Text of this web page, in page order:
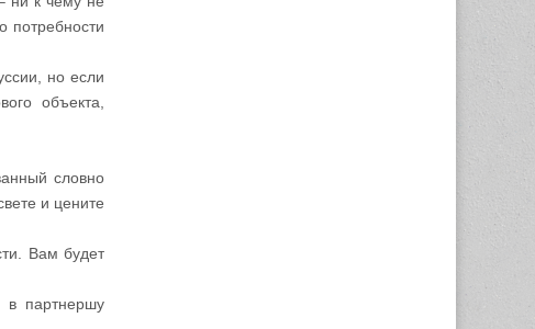
потребности
но если
объекта,
словно
и цените
Вам будет
в партнершу